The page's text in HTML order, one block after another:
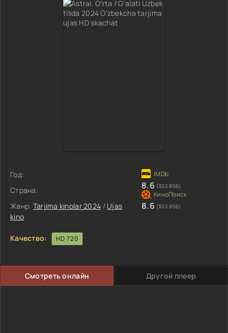
Год:
Страна:
Жанр: Tarjima kinolar 2024 / Ujas
kino
8.6 (302 856)
8.6 (302 856)
Качество: HD 720
Смотреть онлайн Другой плеер